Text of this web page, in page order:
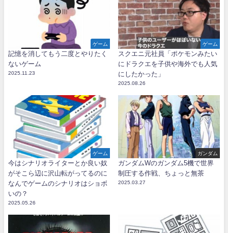
ゲーム
記憶を消してもう二度とやりたく
ないゲーム
2025.11.23
ゲーム
スクエニ元社員「ポケモンみたい
にドラクエを子供や海外でも人気
にしたかった」
2025.08.26
ゲーム
今はシナリオライターとか良い奴
がそこら辺に沢山転がってるのに
なんでゲームのシナリオはショボ
いの？
2025.05.26
ガンダム
ガンダムWのガンダム5機で世界
制圧する作戦、ちょっと無茶
2025.03.27